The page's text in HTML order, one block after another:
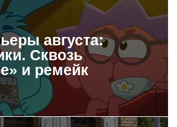
августа:
Сквозь
и ремейк